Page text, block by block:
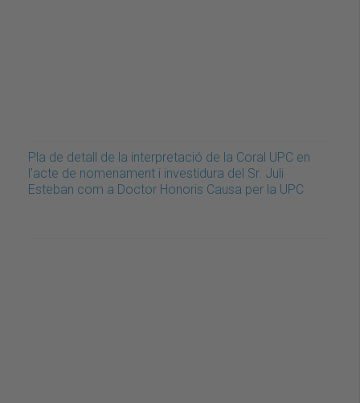
Pla de detall de la interpretació de la Coral UPC en
l'acte de nomenament i investidura del Sr. Juli
Esteban com a Doctor Honoris Causa per la UPC